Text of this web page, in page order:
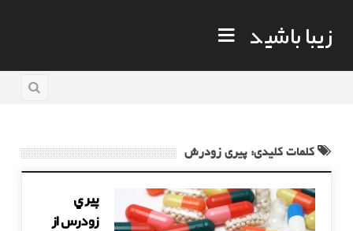
زیبا باشید
کلمات کلیدی: پیری زودرش
پيري
زودرس از